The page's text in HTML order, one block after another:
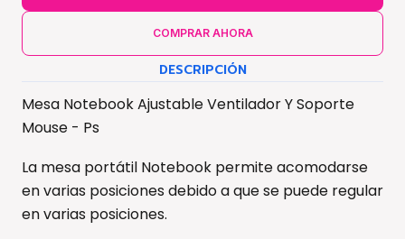
COMPRAR AHORA
DESCRIPCIÓN
Mesa Notebook Ajustable Ventilador Y Soporte
Mouse - Ps
La mesa portátil Notebook permite acomodarse
en varias posiciones debido a que se puede regular
en varias posiciones.